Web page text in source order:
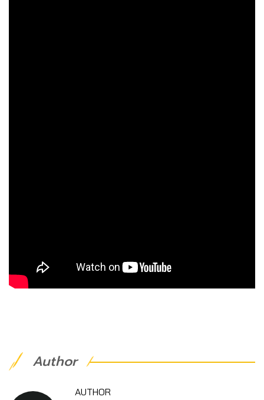
Author
AUTHOR